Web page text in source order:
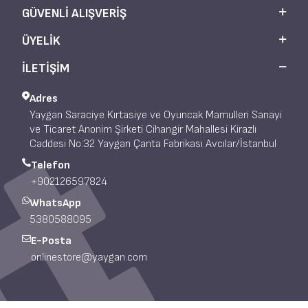
GÜVENLI ALIŞVERIŞ
ÜYELIK
İLETİŞİM
Adres
Yaygan Saraciye Kırtasiye ve Oyuncak Mamulleri Sanayi
ve Ticaret Anonim Şirketi Cihangir Mahallesi Kirazlı
Caddesi No:32 Yaygan Çanta Fabrikası Avcılar/İstanbul
Telefon
+902126597824
WhatsApp
5380588095
E-Posta
onlinestore@yaygan.com